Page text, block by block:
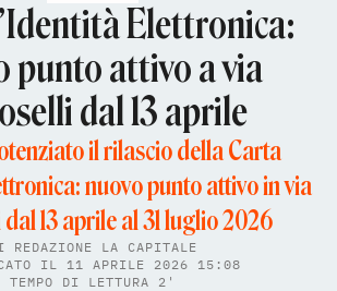
Elettronica:
punto attivo a via
dal 13 aprile
il rilascio della Carta
nuovo punto attivo in via
13 aprile al 31 luglio 2026
REDAZIONE LA CAPITALE
IL 11 APRILE 2026 15:08
TEMPO DI LETTURA 2'